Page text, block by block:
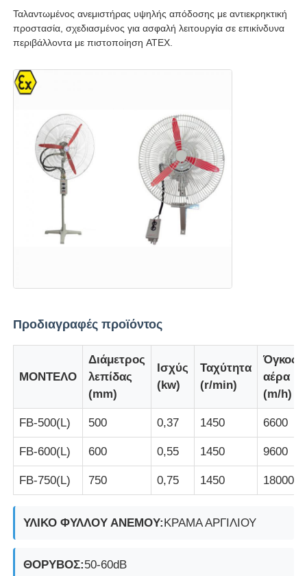
Αρχική Σελίδα
Προϊόντα
Ποιοτικός έλεγχος
Ζητήστε ένα απόσπασμα
Explosionproof φωτισμός
Explosionproof φως συναγερμών
ανεμιστήρας με προστασία από έκρηξη
Ταλαντωμένος ανεμιστήρας υψηλής απόδοσης με αντιεκρηκτική
προστασία, σχεδιασμένος για ασφαλή λειτουργία σε επικίνδυνα
περιβάλλοντα με πιστοποίηση ATEX.
Προδιαγραφές προϊόντος
ΜΟΝΤΕΛΟ
Διάμετρος
λεπίδας
(mm)
Ισχύς
(kw)
Ταχύτητα
(r/min)
Όγκος
αέρα
(m/h)
FB-500(L) 500 0,37 1450 6600
FB-600(L) 600 0,55 1450 9600
FB-750(L) 750 0,75 1450 18000
ΥΛΙΚΟ ΦΥΛΛΟΥ ΑΝΕΜΟΥ:ΚΡΑΜΑ ΑΡΓΙΛΙΟΥ
ΘΟΡΥΒΟΣ:50-60dB